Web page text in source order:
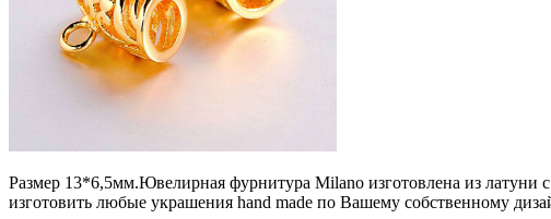
Размер 13*6,5мм.Ювелирная фурнитура Milano изготовлена из латуни
изготовить любые украшения hand made по Вашему собственному